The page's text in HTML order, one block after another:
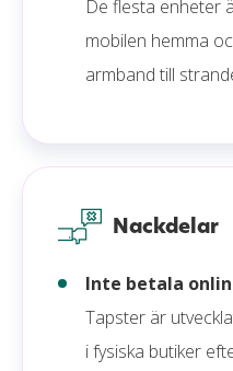
De flesta enheter
mobilen hemma
armband till
Nackdelar
Inte betala
Tapster är
i fysiska butiker